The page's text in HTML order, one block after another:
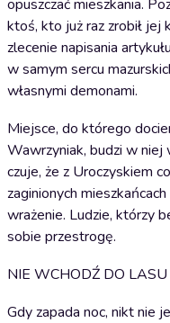
opuszczać mieszkania.
ktoś, kto już raz zrobił jej
zlecenie napisania
w samym sercu
własnymi demonami.
Miejsce, do którego
Wawrzyniak, budzi w niej
czuje, że z Uroczyskiem
zaginionych
wrażenie. Ludzie, którzy
sobie przestrogę.
NIE WCHODŹ DO
Gdy zapada noc, nikt nie